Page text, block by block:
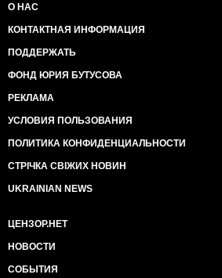
О НАС
КОНТАКТНАЯ ИНФОРМАЦИЯ
ПОДДЕРЖАТЬ
ФОНД ЮРИЯ БУТУСОВА
РЕКЛАМА
УСЛОВИЯ ПОЛЬЗОВАНИЯ
ПОЛИТИКА КОНФИДЕНЦИАЛЬНОСТИ
СТРІЧКА СВІЖИХ НОВИН
UKRAINIAN NEWS
ЦЕНЗОР.НЕТ
НОВОСТИ
СОБЫТИЯ